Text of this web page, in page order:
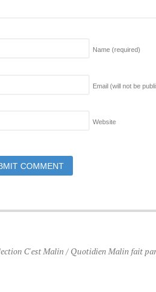
Name (required)
Email (will not be
Website
C'est Malin / Quotidien Malin fait